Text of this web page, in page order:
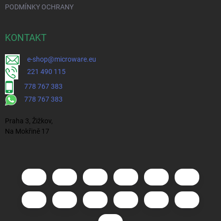
PODMÍNKY OCHRANY
KONTAKT
e-shop@microware.eu
221 490 115
778 767 383
778 767 383
Praha 3, Žižkov,
Na Mokřině 17